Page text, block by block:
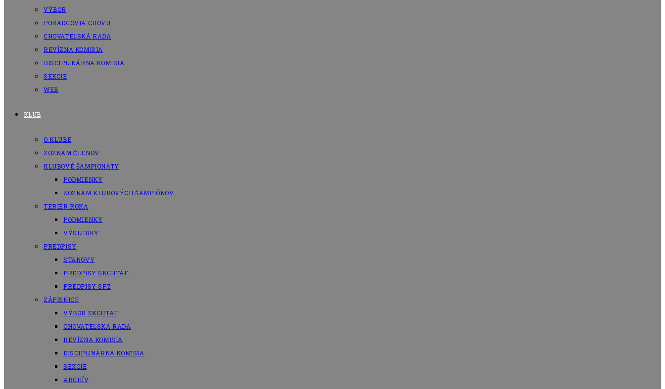
VÝBOR
PORADCOVIA CHOVU
CHOVATEĽSKÁ RADA
REVÍZNA KOMISIA
DISCIPLINÁRNA KOMISIA
SEKCIE
WEB
KLUB
O KLUBE
ZOZNAM ČLENOV
KLUBOVÉ ŠAMPIONÁTY
PODMIENKY
ZOZNAM KLUBOVÝCH ŠAMPIÓNOV
TERIÉR ROKA
PODMIENKY
VÝSLEDKY
PREDPISY
STANOVY
PREDPISY SKCHTAF
PREDPISY SPZ
ZÁPISNICE
VÝBOR SKCHTAF
CHOVATEĽSKÁ RADA
REVÍZNA KOMISIA
DISCIPLINÁRNA KOMISIA
SEKCIE
ARCHÍV